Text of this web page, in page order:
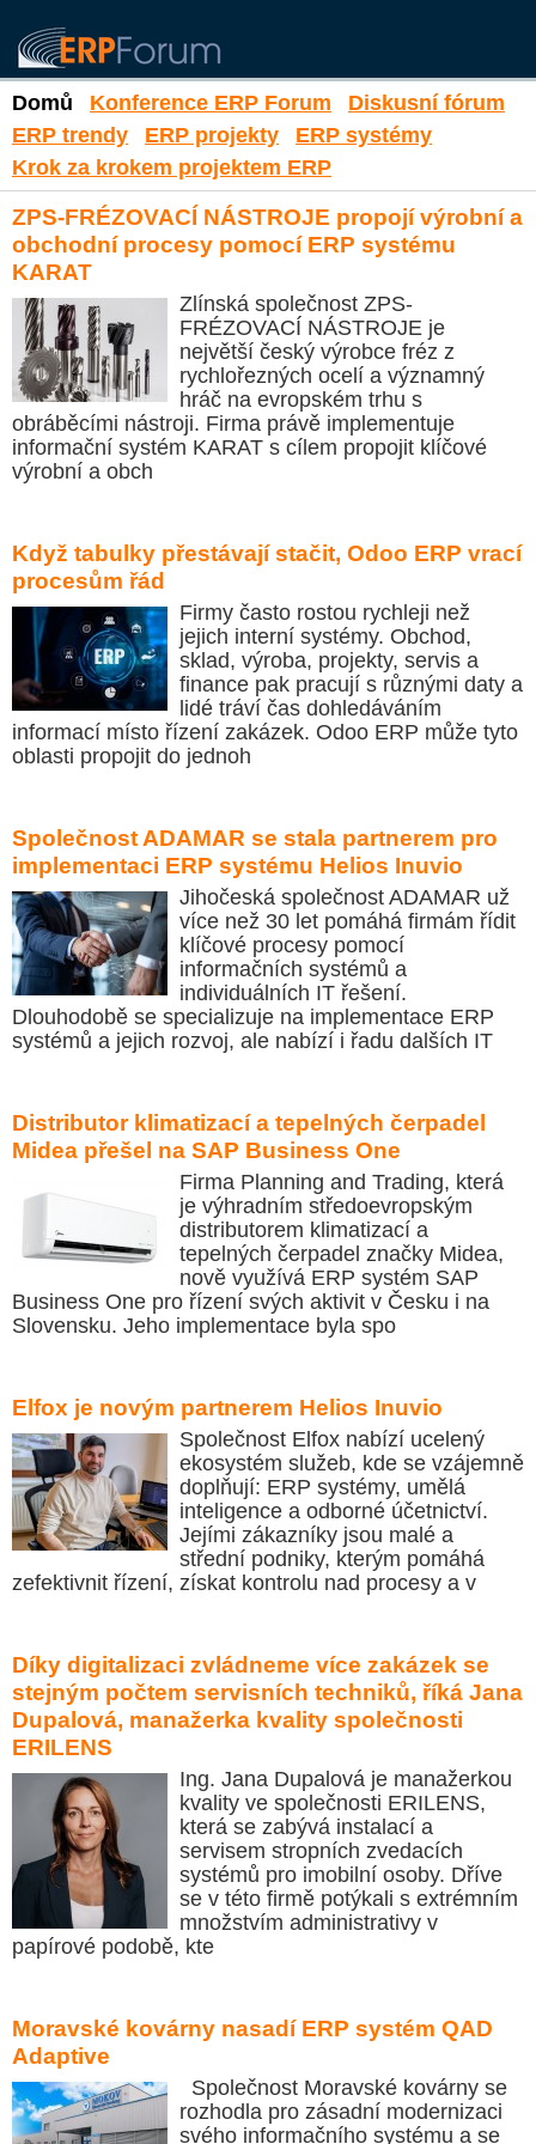
Domů Konference ERP Forum
Diskusní fórum
ERP trendy
ERP projekty
ERP systémy
Krok za krokem projektem ERP
ZPS-FRÉZOVACÍ NÁSTROJE propojí výrobní a
obchodní procesy pomocí ERP systému
KARAT
Zlínská společnost ZPS-
FRÉZOVACÍ NÁSTROJE je
největší český výrobce fréz z
rychlořezných ocelí a významný
hráč na evropském trhu s
obráběcími nástroji. Firma právě implementuje
informační systém KARAT s cílem propojit klíčové
výrobní a obch
Když tabulky přestávají stačit, Odoo ERP vrací
procesům řád
Firmy často rostou rychleji než
jejich interní systémy. Obchod,
sklad, výroba, projekty, servis a
finance pak pracují s různými daty a
lidé tráví čas dohledáváním
informací místo řízení zakázek. Odoo ERP může tyto
oblasti propojit do jednoh
Společnost ADAMAR se stala partnerem pro
implementaci ERP systému Helios Inuvio
Jihočeská společnost ADAMAR už
více než 30 let pomáhá firmám řídit
klíčové procesy pomocí
informačních systémů a
individuálních IT řešení.
Dlouhodobě se specializuje na implementace ERP
systémů a jejich rozvoj, ale nabízí i řadu dalších IT
Distributor klimatizací a tepelných čerpadel
Midea přešel na SAP Business One
Firma Planning and Trading, která
je výhradním středoevropským
distributorem klimatizací a
tepelných čerpadel značky Midea,
nově využívá ERP systém SAP
Business One pro řízení svých aktivit v Česku i na
Slovensku. Jeho implementace byla spo
Elfox je novým partnerem Helios Inuvio
Společnost Elfox nabízí ucelený
ekosystém služeb, kde se vzájemně
doplňují: ERP systémy, umělá
inteligence a odborné účetnictví.
Jejími zákazníky jsou malé a
střední podniky, kterým pomáhá
zefektivnit řízení, získat kontrolu nad procesy a v
Díky digitalizaci zvládneme více zakázek se
stejným počtem servisních techniků, říká Jana
Dupalová, manažerka kvality společnosti
ERILENS
Ing. Jana Dupalová je manažerkou
kvality ve společnosti ERILENS,
která se zabývá instalací a
servisem stropních zvedacích
systémů pro imobilní osoby. Dříve
se v této firmě potýkali s extrémním
množstvím administrativy v
papírové podobě, kte
Moravské kovárny nasadí ERP systém QAD
Adaptive
Společnost Moravské kovárny se
rozhodla pro zásadní modernizaci
svého informačního systému a se